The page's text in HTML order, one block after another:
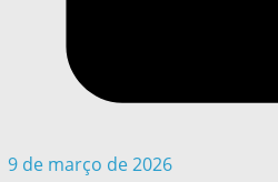
9 de março de 2026